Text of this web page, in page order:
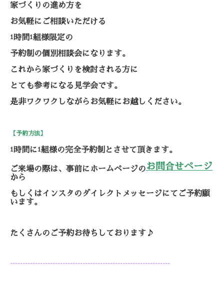
家づくりの進め方を
お気軽にご相談いただける
1 時間 1組様限定の
予約制の個別相談会になります。
これから家づくりを検討される方に
とても参考になる見学会です。
是非ワクワクしながらお気軽にお越しください。
【予約方法】
1 時間に 1組様の完全予約制とさせて頂きます。
ご来場の際は、事前にホームページのお問合せページ
から
もしくはインスタのダイレクトメッセージにてご予約願
います。
たくさんのご予約お待ちしております♪
----------------------------------------------------------------